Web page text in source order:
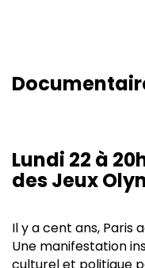
Lundi 22 à
des Jeux
Il y a cent ans, Paris
Une manifestation
culturel et politique